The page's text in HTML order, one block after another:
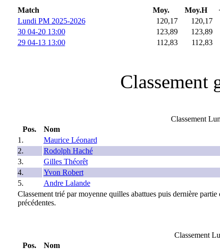
Match Moy. Moy.H
Lundi PM 2025-2026
120,17
120,17
30 04-20 13:00
123,89
123,89
29 04-13 13:00
112,83 112,83
Classement
Classement
Pos.
Nom
1.
Maurice Léonard
2.
Rodolph Haché
3.
Gilles Théorêt
4.
Yvon Robert
5.
Andre Lalande
Classement trié par moyenne quilles abattues puis dernière
précédentes.
Classement
Pos.
Nom